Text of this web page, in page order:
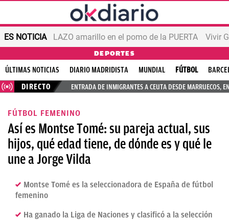
ES NOTICIA LAZO amarillo en el pomo de la PUERTA Vivir
DEPORTES
ÚLTIMAS NOTICIAS DIARIO MADRIDISTA MUNDIAL FÚTBOL
DIRECTO
ENTRADA DE INMIGRANTES A CEUTA DESDE MARRUECOS,
FÚTBOL FEMENINO
Así es Montse Tomé: su pareja actual, sus
hijos, qué edad tiene, de dónde es y qué le
une a Jorge Vilda
Montse Tomé es la seleccionadora de España de fútbol
femenino
Ha ganado la Liga de Naciones y clasificó a la selección